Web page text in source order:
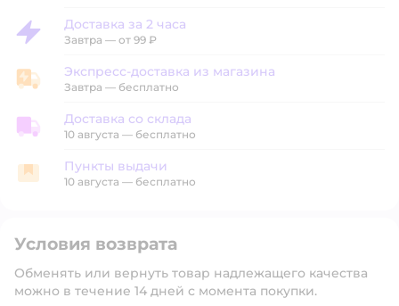
Доставка за 2 часа
Доставка за 2 часа
Завтра — от 99 ₽
Экспресс-доставка из магазина
Экспресс-доставка из магазина
Завтра — бесплатно
Доставка со склада
Доставка со склада
10 августа — бесплатно
Пункты выдачи
Пункты выдачи
10 августа — бесплатно
Условия возврата
Обменять или вернуть товар надлежащего качества
можно в течение 14 дней с момента покупки.